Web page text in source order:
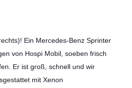
Ein Mercedes-Benz Sprinter
von Hospi Mobil, soeben frisch
Er ist groß, schnell und wir
mit Xenon